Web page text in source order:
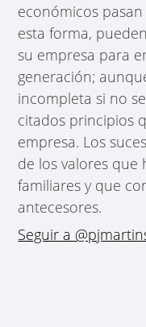
económicos
esta forma,
su empresa para
generación;
incompleta si no
citados principios
empresa. Los
de los valores que
familiares y que
antecesores.
Seguir a